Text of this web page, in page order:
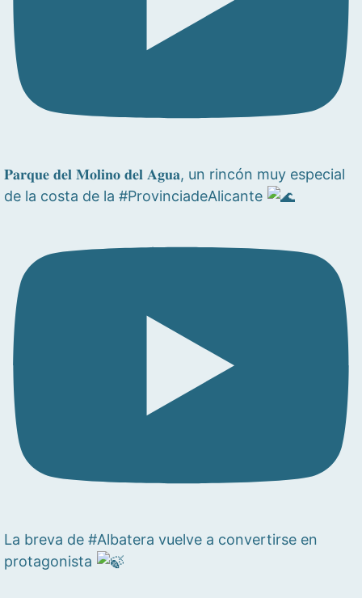
𝐏𝐚𝐫𝐪𝐮𝐞 𝐝𝐞𝐥 𝐌𝐨𝐥𝐢𝐧𝐨 𝐝𝐞𝐥 𝐀𝐠𝐮𝐚, un rincón muy especial
de la costa de la #ProvinciadeAlicante
La breva de #Albatera vuelve a convertirse en
protagonista